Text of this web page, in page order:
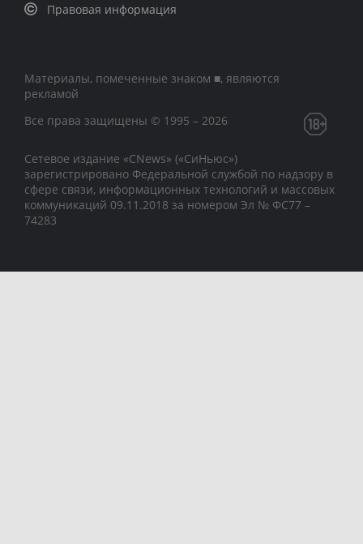
Правовая информация
Материалы, помеченные знаком ■, являются
рекламой
Все права защищены © 1995 – 2026
Сетевое издание «CNews» («СиНьюс»)
зарегистрировано Федеральной службой по надзору в
сфере связи, информационных технологий и массовых
коммуникаций 09.11.2018 за номером Эл № ФС77 –
74283